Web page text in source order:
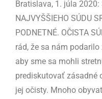
Bratislava, 1. júla 2020:
NAJVYŠŠIEHO SÚDU
PODNETNÉ. OČISTA
rád, že sa nám
aby sme sa mohli
prediskutovať zásadné
jej očisty. Mnoho